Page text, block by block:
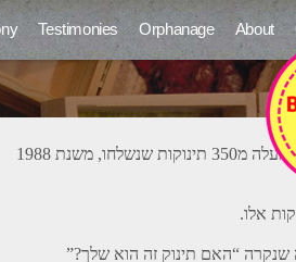
Testimonies Orphanage About
התינוק שצילומו פותח אתר זה הוא אחיהם של למעלה מ350 תינוקות שנשלחו, משנת 1988
אלו.